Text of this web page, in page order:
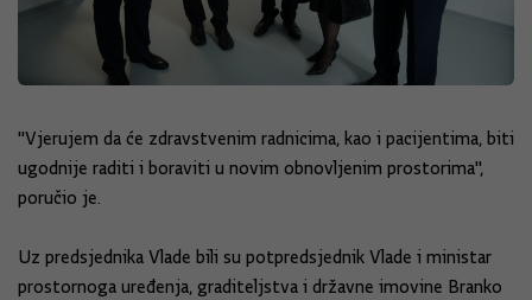
"Vjerujem da će zdravstvenim radnicima, kao i pacijentima, biti
ugodnije raditi i boraviti u novim obnovljenim prostorima",
poručio je.
Uz predsjednika Vlade bili su potpredsjednik Vlade i ministar
prostornoga uređenja, graditeljstva i državne imovine Branko